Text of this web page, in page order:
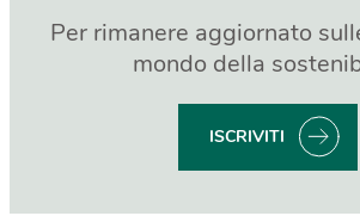
Per rimanere aggiornato
mondo della
ISCRIVITI